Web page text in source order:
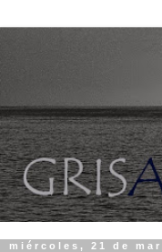
miércoles, 21 de